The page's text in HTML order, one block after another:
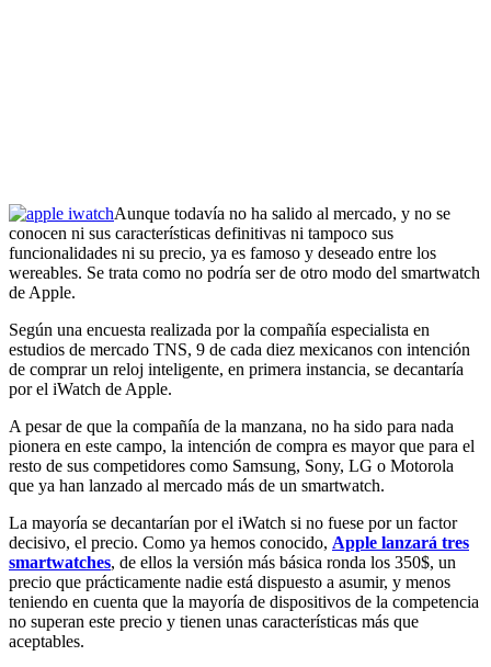
Aunque todavía no ha salido al mercado, y no se
conocen ni sus características definitivas ni tampoco sus
funcionalidades ni su precio, ya es famoso y deseado entre los
wereables. Se trata como no podría ser de otro modo del smartwatch
de Apple.
Según una encuesta realizada por la compañía especialista en
estudios de mercado TNS, 9 de cada diez mexicanos con intención
de comprar un reloj inteligente, en primera instancia, se decantaría
por el iWatch de Apple.
A pesar de que la compañía de la manzana, no ha sido para nada
pionera en este campo, la intención de compra es mayor que para el
resto de sus competidores como Samsung, Sony, LG o Motorola
que ya han lanzado al mercado más de un smartwatch.
La mayoría se decantarían por el iWatch si no fuese por un factor
decisivo, el precio. Como ya hemos conocido, Apple lanzará tres
smartwatches, de ellos la versión más básica ronda los 350$, un
precio que prácticamente nadie está dispuesto a asumir, y menos
teniendo en cuenta que la mayoría de dispositivos de la competencia
no superan este precio y tienen unas características más que
aceptables.